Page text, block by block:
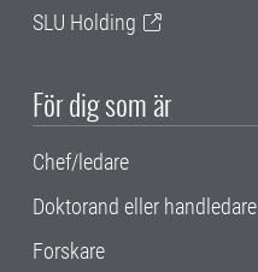
SLU Holding
För dig som är
Chef/ledare
Doktorand eller handledare
Forskare